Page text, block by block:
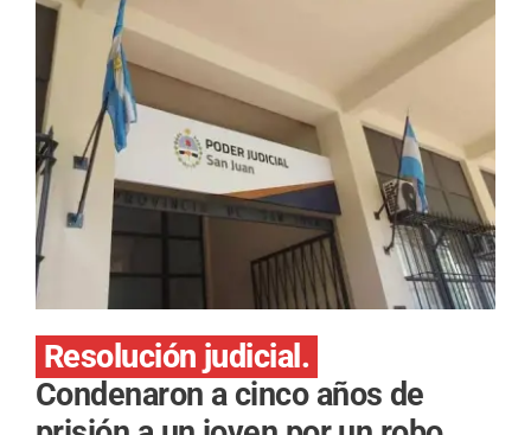
Resolución judicial.
Condenaron a cinco años de